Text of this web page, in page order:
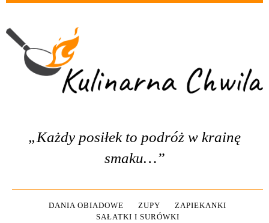
„Każdy posiłek to podróż w krainę
smaku…”
DANIA OBIADOWE ZUPY
ZAPIEKANKI
SAŁATKI I SURÓWKI